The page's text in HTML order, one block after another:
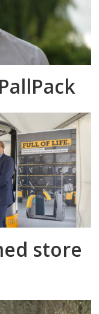
store